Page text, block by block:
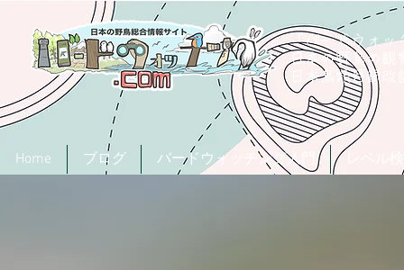
「バードウォッ
日本の野鳥の観
日本鳥類目録
Home ブログ バードウォッチング入門